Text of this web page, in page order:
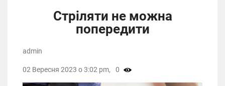
Стріляти не можна
попередити
admin
02 Вересня 2023 о 3:02 pm, 0